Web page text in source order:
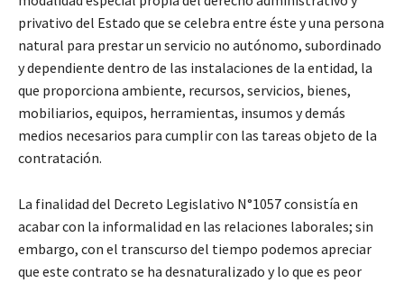
privativo del Estado que se celebra entre éste y una persona
natural para prestar un servicio no autónomo, subordinado
y dependiente dentro de las instalaciones de la entidad, la
que proporciona ambiente, recursos, servicios, bienes,
mobiliarios, equipos, herramientas, insumos y demás
medios necesarios para cumplir con las tareas objeto de la
contratación.
La finalidad del Decreto Legislativo N°1057 consistía en
acabar con la informalidad en las relaciones laborales; sin
embargo, con el transcurso del tiempo podemos apreciar
que este contrato se ha desnaturalizado y lo que es peor